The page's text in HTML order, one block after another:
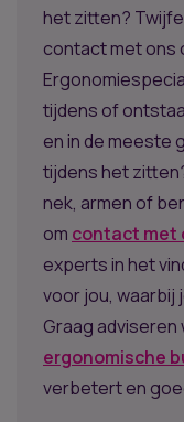
het zitten?
contact met ons
tijdens of
en in de meeste
tijdens het
nek, armen of
om contact met
experts in het
voor jou, waarbij
Graag adviseren
ergonomische
verbetert en